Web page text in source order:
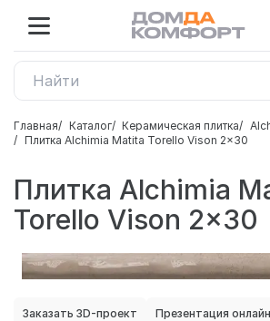
Главная Каталог Керамическая плитка
Плитка Alchimia Matita Torello Vison 2x30
Плитка Alchimia
Torello Vison 2x30
Заказать 3D-проект Презентация онлайн